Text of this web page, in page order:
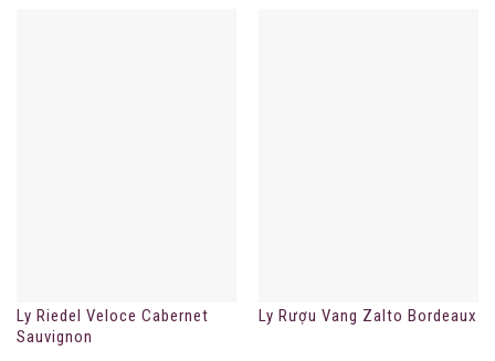
Ly Riedel Veloce Cabernet
Sauvignon
Ly Rượu Vang Zalto Bordeaux